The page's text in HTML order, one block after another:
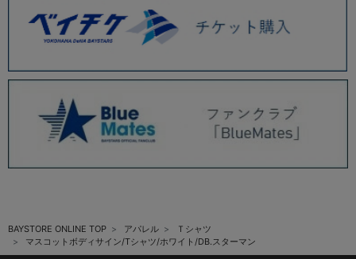
BAYSTORE ONLINE TOP アパレル
Ｔシャツ
マスコットボディサイン/Tシャツ/ホワイト/DB.スターマン